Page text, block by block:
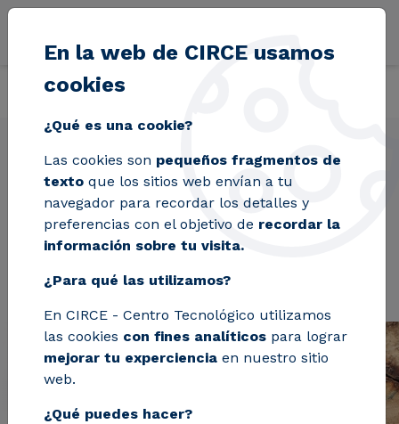
Pasar al contenido principal
Proyectos
UPRUNNING
En la web de CIRCE usamos
cookies
¿Qué es una cookie?
Las cookies son pequeños fragmentos de
texto que los sitios web envían a tu
navegador para recordar los detalles y
preferencias con el objetivo de recordar la
información sobre tu visita.
¿Para qué las utilizamos?
En CIRCE - Centro Tecnológico utilizamos
las cookies con fines analíticos para lograr
mejorar tu experciencia en nuestro sitio
web.
¿Qué puedes hacer?